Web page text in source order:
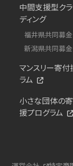
中間支援型クラ
ディング
福井県共同募
新潟県共同募
マンスリー寄
ラム
小さな団体の
援プログラム